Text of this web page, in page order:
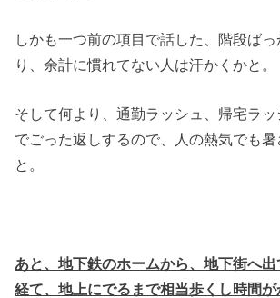
しかも一つ前の項目で話した、階段ば
り、余計に慣れてない人は汗かくかと。
そして何より、通勤ラッシュ、帰宅ラッ
でごった返しするので、人の熱気でも
と。
あと、地下鉄のホームから、地下街へ
経て、地上にでるまで相当歩くし時間が